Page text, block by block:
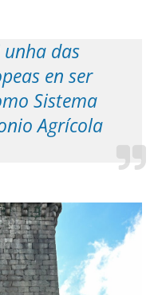
das
en ser
Sistema
Agrícola